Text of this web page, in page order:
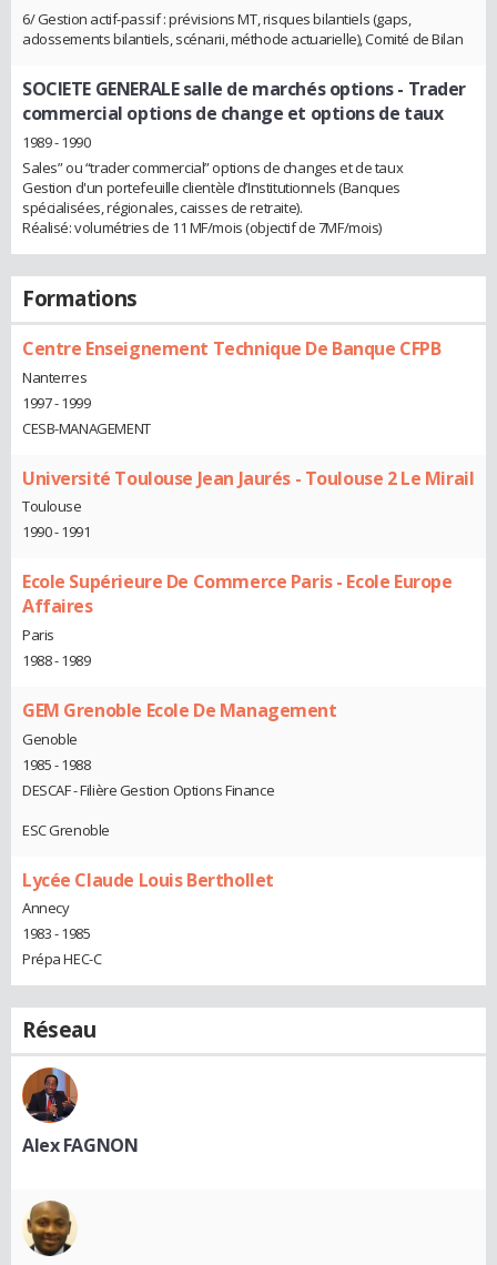
6/ Gestion actif-passif : prévisions MT, risques bilantiels (gaps,
adossements bilantiels, scénarii, méthode actuarielle), Comité de Bilan
SOCIETE GENERALE salle de marchés options- Trader
commercial options de change et options de taux
1989 - 1990
Sales” ou “trader commercial” options de changes et de taux
Gestion d'un portefeuille clientèle d’Institutionnels (Banques
spécialisées, régionales, caisses de retraite).
Réalisé: volumétries de 11 MF/mois (objectif de 7MF/mois)
Formations
Centre Enseignement Technique De Banque CFPB
Nanterres
1997 - 1999
CESB-MANAGEMENT
Université Toulouse Jean Jaurés - Toulouse 2 Le Mirail
Toulouse
1990 - 1991
Ecole Supérieure De Commerce Paris - Ecole Europe
Affaires
Paris
1988 - 1989
GEM Grenoble Ecole De Management
Genoble
1985 - 1988
DESCAF - Filière Gestion Options Finance
ESC Grenoble
Lycée Claude Louis Berthollet
Annecy
1983 - 1985
Prépa HEC-C
Réseau
Alex FAGNON